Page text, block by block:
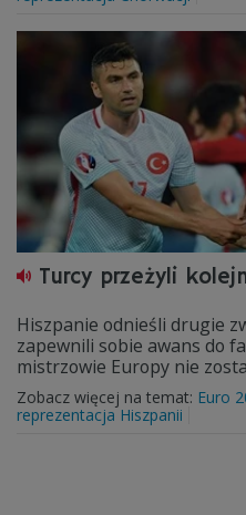
Turcy przeżyli
Hiszpanie odnieśli drugie
zapewnili sobie awans do
mistrzowie Europy nie
Zobacz więcej na temat: Euro
reprezentacja Hiszpanii